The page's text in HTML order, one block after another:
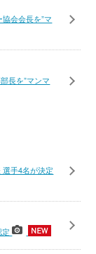
会会長を”マ
長を”マンマ
選手4名が決定
定